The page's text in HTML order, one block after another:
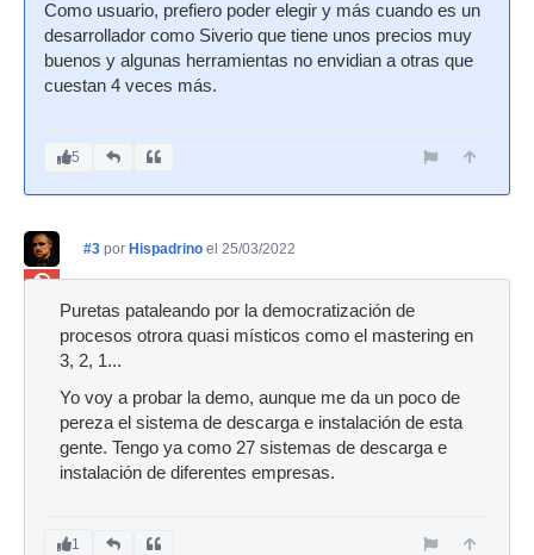
Como usuario, prefiero poder elegir y más cuando es un
desarrollador como Siverio que tiene unos precios muy
buenos y algunas herramientas no envidian a otras que
cuestan 4 veces más.
5
#3 por Hispadrino el 25/03/2022
Puretas pataleando por la democratización de
procesos otrora quasi místicos como el mastering en
3, 2, 1...
Yo voy a probar la demo, aunque me da un poco de
pereza el sistema de descarga e instalación de esta
gente. Tengo ya como 27 sistemas de descarga e
instalación de diferentes empresas.
1